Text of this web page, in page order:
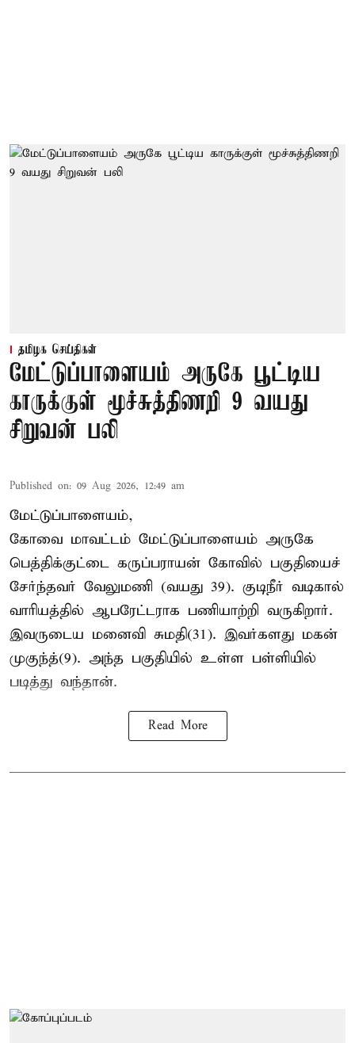
தமிழக செய்திகள்
மேட்டுப்பாளையம் அருகே பூட்டிய
காருக்குள் மூச்சுத்திணறி 9 வயது
சிறுவன் பலி
Published on: 09 Aug 2026, 12:49 am
மேட்டுப்பாளையம்,
கோவை மாவட்டம் மேட்டுப்பாளையம் அருகே
பெத்திக்குட்டை கருப்பராயன் கோவில் பகுதியைச்
சேர்ந்தவர் வேலுமணி (வயது 39). குடிநீர் வடிகால்
வாரியத்தில் ஆபரேட்டராக பணியாற்றி வருகிறார்.
இவருடைய மனைவி சுமதி(31). இவர்களது மகன்
முகுந்த்(9). அந்த பகுதியில் உள்ள பள்ளியில்
படித்து வந்தான்.
Read More